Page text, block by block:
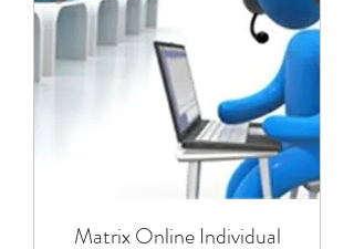
Matrix Online Individual